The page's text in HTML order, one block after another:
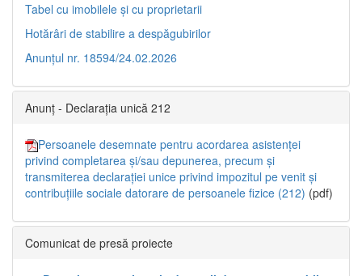
Tabel cu imobilele și cu proprietarii
Hotărâri de stabilire a despăgubirilor
Anunțul nr. 18594/24.02.2026
Anunț - Declarația unică 212
Persoanele desemnate pentru acordarea asistenței
privind completarea și/sau depunerea, precum și
transmiterea declarației unice privind impozitul pe venit și
contribuțiile sociale datorare de persoanele fizice (212) (pdf)
Comunicat de presă proiecte